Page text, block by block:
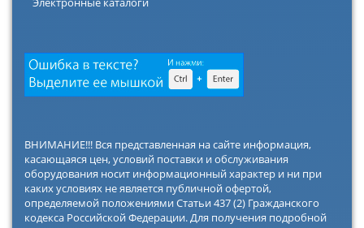
ВНИМАНИЕ!!! Вся представленная на сайте информация,
касающаяся цен, условий поставки и обслуживания
оборудования носит информационный характер и ни при
каких условиях не является публичной офертой,
определяемой положениями Статьи 437 (2) Гражданского
кодекса Российской Федерации. Для получения подробной